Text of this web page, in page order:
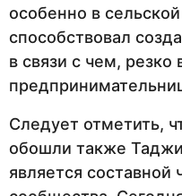
особенно в
способствовал
в связи с чем, резко
Следует отметить,
обошли также
является